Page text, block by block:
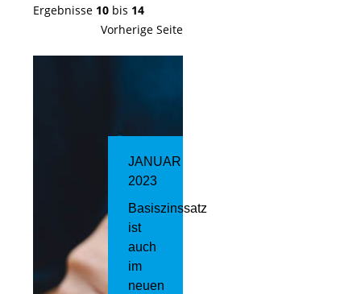
Ergebnisse 10 bis 14
Vorherige Seite
JANUAR
2023
Basiszinssatz
ist
auch
im
neuen